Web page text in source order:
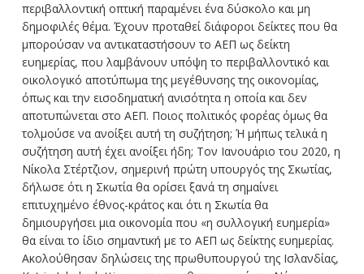
περιβαλλοντική οπτική παραμένει ένα δύσκολο και μη
δημοφιλές θέμα. Έχουν προταθεί διάφοροι δείκτες που θα
μπορούσαν να αντικαταστήσουν το ΑΕΠ ως δείκτη
ευημερίας, που λαμβάνουν υπόψη το περιβαλλοντικό και
οικολογικό αποτύπωμα της μεγέθυνσης της οικονομίας,
όπως και την εισοδηματική ανισότητα η οποία και δεν
αποτυπώνεται στο ΑΕΠ. Ποιος πολιτικός φορέας όμως θα
τολμούσε να ανοίξει αυτή τη συζήτηση; Ή μήπως τελικά η
συζήτηση αυτή έχει ανοίξει ήδη; Τον Ιανουάριο του 2020, η
Νίκολα Στέρτζιον, σημερινή πρώτη υπουργός της Σκωτίας,
δήλωσε ότι η Σκωτία θα ορίσει ξανά τη σημαίνει
επιτυχημένο έθνος-κράτος και ότι η Σκωτία θα
δημιουργήσει μια οικονομία που «η συλλογική ευημερία»
θα είναι το ίδιο σημαντική με το ΑΕΠ ως δείκτης ευημερίας.
Ακολούθησαν δηλώσεις της πρωθυπουργού της Ισλανδίας,